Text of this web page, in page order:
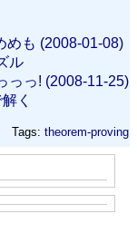
めも (2008-01-08)
ル
っっ! (2008-11-25)
く
Tags: theorem-proving